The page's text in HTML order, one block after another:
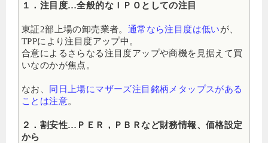
１．注目度…全般的なＩＰＯとしての注目
東証2部上場の卸売業者。 通常なら注目度は低いが、
TPPにより注目度アップ中。
合意によるさらなる注目度アップや商機を見据えて買
いなのかが焦点。
なお、
同日上場にマザーズ注目銘柄メタップスがある
ことは注意。
２．割安性…ＰＥＲ，ＰＢＲなど財務情報、価格設定
から